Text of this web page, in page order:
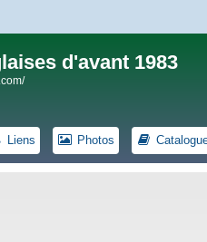
d'avant 1983
Liens Photos